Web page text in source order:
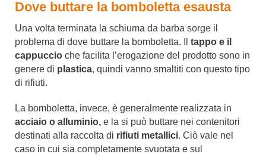
Dove buttare la bomboletta esausta
Una volta terminata la schiuma da barba sorge il
problema di dove buttare la bomboletta. Il tappo e il
cappuccio che facilita l’erogazione del prodotto sono in
genere di plastica, quindi vanno smaltiti con questo tipo
di rifiuti.
La bomboletta, invece, è generalmente realizzata in
acciaio o alluminio, e la si può buttare nei contenitori
destinati alla raccolta di rifiuti metallici. Ciò vale nel
caso in cui sia completamente svuotata e sul